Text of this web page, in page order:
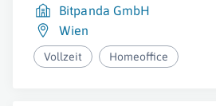
Bitpanda GmbH
Wien
Vollzeit Homeoffice